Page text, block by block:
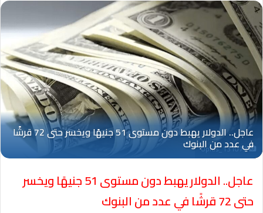
Oplus_131072
عاجل.. الدولار يهبط دون مستوى 51 جنيهًا ويخسر
حتى 72 قرشًا في عدد من البنوك